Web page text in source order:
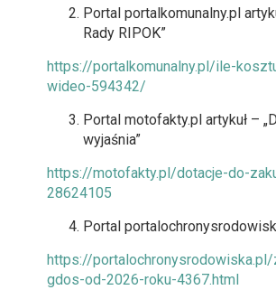
Portal portalkomunalny.pl
Rady RIPOK”
https://portalkomunalny.pl/ile-
wideo-594342/
Portal motofakty.pl artykuł –
wyjaśnia”
https://motofakty.pl/dotacje-do-
28624105
Portal
https://
gdos-od-2026-roku-4367.html